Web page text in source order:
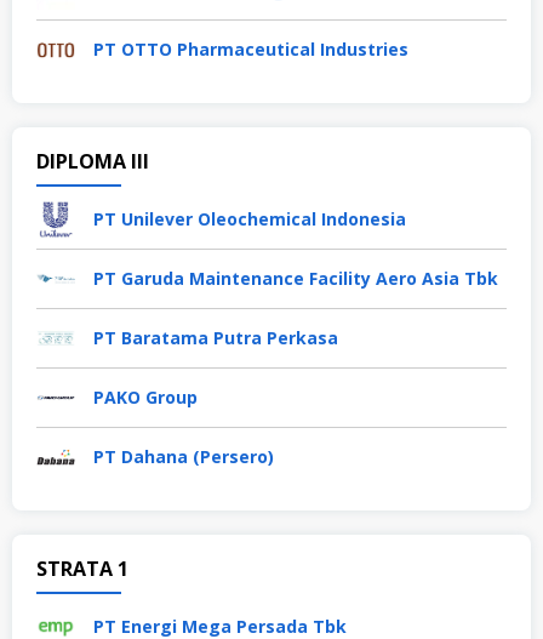
PT OTTO Pharmaceutical Industries
DIPLOMA III
PT Unilever Oleochemical Indonesia
PT Garuda Maintenance Facility Aero Asia Tbk
PT Baratama Putra Perkasa
PAKO Group
PT Dahana (Persero)
STRATA 1
PT Energi Mega Persada Tbk